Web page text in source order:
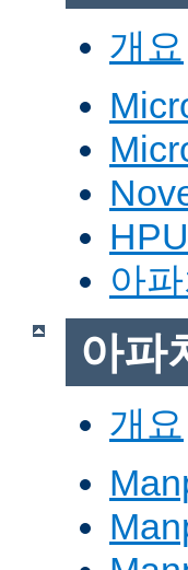
개요
아
아파
개요